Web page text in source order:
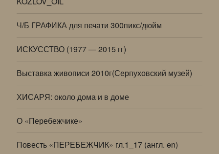
Ч/Б ГРАФИКА для печати 300пикс/дюйм
ИСКУССТВО (1977 — 2015 гг)
Выставка живописи 2010г(Серпуховский музей)
ХИСАРЯ: около дома и в доме
О «Перебежчике»
Повесть «ПЕРЕБЕЖЧИК» гл.1_17 (англ. en)